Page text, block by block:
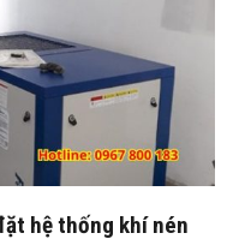
hệ thống khí nén